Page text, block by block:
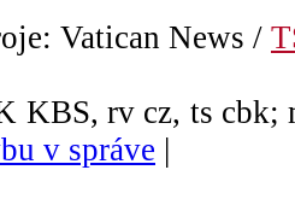
Vatican News /
KBS, rv cz, ts cbk;
v správe |